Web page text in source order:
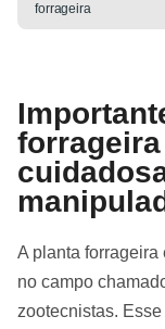
forrageira
A planta
no campo
zootecnistas.